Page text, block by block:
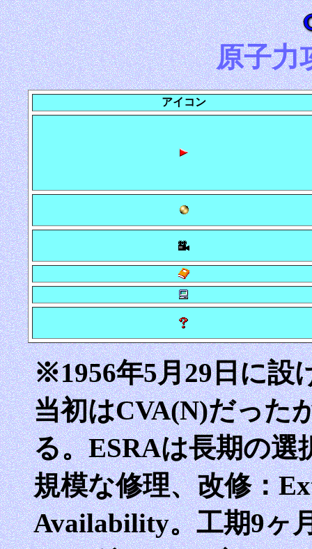
原子力
アイコン
※1956年5月29日に設
当初はCVA(N)だった
る。ESRAは長期の選
規模な修理、改修：
Availability。工期9ヶ